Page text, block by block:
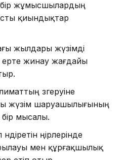
жұмысшылардың
қиындықтар
жылдары жүзімді
ерте жинау жағдайы
өзгеруіне
жүзім шаруашылығының
бір мысалы.
өңірлерінде
мен құрғақшылық